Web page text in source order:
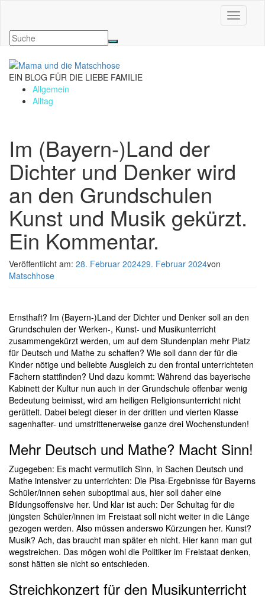
EIN BLOG FÜR DIE LIEBE FAMILIE
Allgemein
Alltag
Im (Bayern-)Land der
Dichter und Denker wird
an den Grundschulen
Kunst und Musik gekürzt.
Ein Kommentar.
Veröffentlicht am: 28. Februar 202429. Februar 2024von
Matschhose
Ernsthaft? Im (Bayern-)Land der Dichter und Denker soll an den
Grundschulen der Werken-, Kunst- und Musikunterricht
zusammengekürzt werden, um auf dem Stundenplan mehr Platz
für Deutsch und Mathe zu schaffen? Wie soll dann der für die
Kinder nötige und beliebte Ausgleich zu den frontal unterrichteten
Fächern stattfinden? Und dazu kommt: Während das bayerische
Kabinett der Kultur nun auch in der Grundschule offenbar wenig
Bedeutung beimisst, wird am heiligen Religionsunterricht nicht
gerüttelt. Dabei belegt dieser in der dritten und vierten Klasse
sagenhafter- und umstrittenerweise ganze drei Wochenstunden!
Mehr Deutsch und Mathe? Macht Sinn!
Zugegeben: Es macht vermutlich Sinn, in Sachen Deutsch und
Mathe intensiver zu unterrichten: Die Pisa-Ergebnisse für Bayerns
Schüler/innen sehen suboptimal aus, hier soll daher eine
Bildungsoffensive her. Und klar ist auch: Der Schultag für die
jüngsten Schüler/innen im Freistaat soll nicht weiter in die Länge
gezogen werden. Also müssen anderswo Kürzungen her. Kunst?
Musik? Ach, das braucht man später eh nicht. Hier kann man gut
wegstreichen. Das mögen wohl die Politiker im Freistaat denken,
sonst hätten sie nicht so entschieden.
Streichkonzert für den Musikunterricht